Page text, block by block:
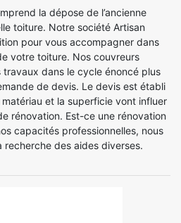
la dépose de l’ancienne
toiture. Notre société Artisan
pour vous accompagner dans
votre toiture. Nos couvreurs
travaux dans le cycle énoncé plus
de devis. Le devis est établi
et la superficie vont influer
rénovation. Est-ce une rénovation
capacités professionnelles, nous
recherche des aides diverses.